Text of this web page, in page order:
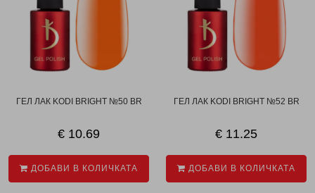
ГЕЛ ЛАК KODI BRIGHT №50 BR
€ 10.69
ДОБАВИ В КОЛИЧКАТА
ГЕЛ ЛАК KODI BRIGHT №52 BR
€ 11.25
ДОБАВИ В КОЛИЧКАТА